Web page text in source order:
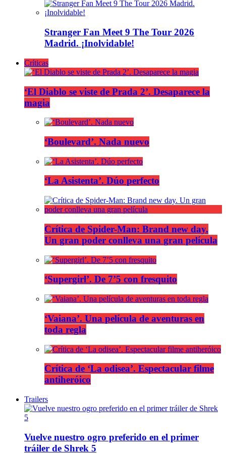
Stranger Fan Meet 9 The Tour 2026
Madrid. ¡Inolvidable!
Críticas
‘El Diablo se viste de Prada 2’. Desaparece la
magia
‘Boulevard’. Nada nuevo
‘La Asistenta’. Dúo perfecto
Crítica de Spider-Man: Brand new day.
Un gran poder conlleva una gran película
‘Supergirl’. De 7’5 con fresquito
‘Vaiana’. Una película de aventuras en
toda regla
Crítica de ‘La odisea’. Espectacular filme
antiheróico
Trailers
Vuelve nuestro ogro preferido en el primer
tráiler de Shrek 5